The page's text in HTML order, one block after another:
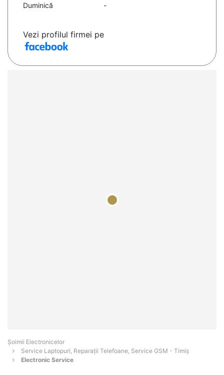
Duminică
-
Vezi profilul firmei pe
Șoimii Electronicelor
Service Laptopuri, Reparații Telefoane, Service GSM - Timiş
Electronic Service